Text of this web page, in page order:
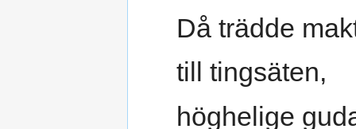
Då trädde
till tingsäten,
höghelige